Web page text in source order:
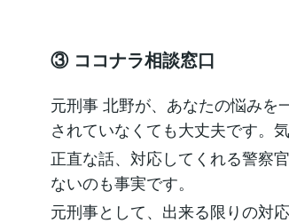
③ ココナラ相談窓口
元刑事 北野が、あなたの悩みを
されていなくても大丈夫です。
正直な話、対応してくれる警察
ないのも事実です。
元刑事として、出来る限りの対